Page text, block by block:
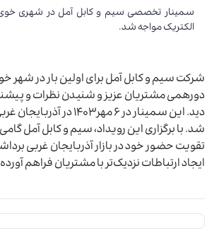
سمینار تخصصی سیم و کابل آمل در شهری
الکتریک مواجه شد.
شرکت سیم و کابل آمل برای اولین بار در شهر
دورهمی مشتریان عزیز و شنیدن نظرات و
دید. این سمینار در 6 مهر1403
شد. با برگزاری این رویداد، سیم و کابل آمل
تقویت حضور خود در بازار آذربایجان غربی
ایجاد ارتباطات نزدیک‌تر با مشتریان فراهم